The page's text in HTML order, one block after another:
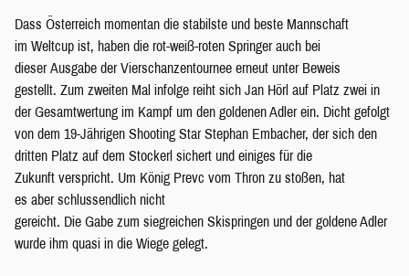
Dass Österreich momentan die stabilste und beste Mannschaft
im Weltcup ist, haben die rot-weiß-roten Springer auch bei
dieser Ausgabe der Vierschanzentournee erneut unter Beweis
gestellt. Zum zweiten Mal infolge reiht sich Jan Hörl auf Platz zwei in
der Gesamtwertung im Kampf um den goldenen Adler ein. Dicht gefolgt
von dem 19-Jährigen Shooting Star Stephan Embacher, der sich den
dritten Platz auf dem Stockerl sichert und einiges für die
Zukunft verspricht. Um König Prevc vom Thron zu stoßen, hat
es aber schlussendlich nicht
gereicht. Die Gabe zum siegreichen Skispringen und der goldene Adler
wurde ihm quasi in die Wiege gelegt.